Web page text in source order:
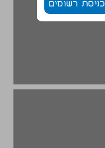
כניסת רשומים